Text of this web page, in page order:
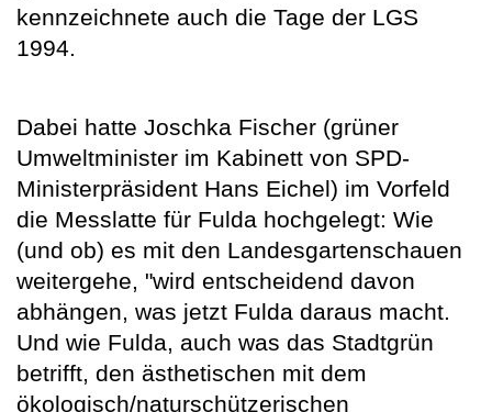
kennzeichnete auch die Tage der LGS
1994.
Dabei hatte Joschka Fischer (grüner
Umweltminister im Kabinett von SPD-
Ministerpräsident Hans Eichel) im Vorfeld
die Messlatte für Fulda hochgelegt: Wie
(und ob) es mit den Landesgartenschauen
weitergehe, "wird entscheidend davon
abhängen, was jetzt Fulda daraus macht.
Und wie Fulda, auch was das Stadtgrün
betrifft, den ästhetischen mit dem
ökologisch/naturschützerischen